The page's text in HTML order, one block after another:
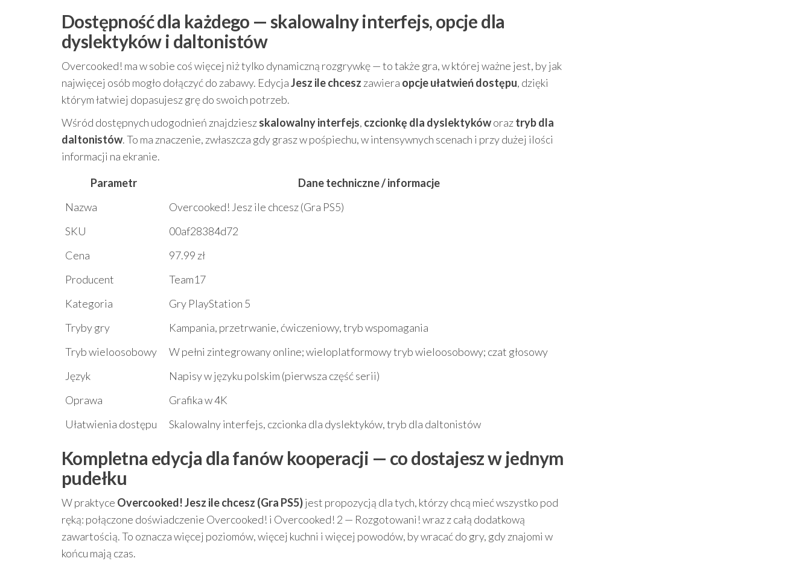
Dostępność dla każdego — skalowalny interfejs, opcje dla
dyslektyków i daltonistów
Overcooked! ma w sobie coś więcej niż tylko dynamiczną rozgrywkę — to także gra, w której ważne jest, by jak
najwięcej osób mogło dołączyć do zabawy. EdycjaJesz ile chcesz zawiera opcje ułatwień dostępu, dzięki
którym łatwiej dopasujesz grę do swoich potrzeb.
Wśród dostępnych udogodnień znajdzieszskalowalny interfejs, czcionkę dla dyslektykóworaztryb dla
daltonistów. To ma znaczenie, zwłaszcza gdy grasz w pośpiechu, w intensywnych scenach i przy dużej ilości
informacji na ekranie.
Parametr
Dane techniczne / informacje
Nazwa
Overcooked! Jesz ile chcesz (Gra PS5)
SKU
00af28384d72
Cena
97.99 zł
Producent
Team17
Kategoria
Gry PlayStation 5
Tryby gry
Kampania, przetrwanie, ćwiczeniowy, tryb wspomagania
Tryb wieloosobowy
W pełni zintegrowany online; wieloplatformowy tryb wieloosobowy; czat głosowy
Język
Napisy w języku polskim (pierwsza część serii)
Oprawa
Grafika w 4K
Ułatwienia dostępu
Skalowalny interfejs, czcionka dla dyslektyków, tryb dla daltonistów
Kompletna edycja dla fanów kooperacji — co dostajesz w jednym
pudełku
W praktyce Overcooked! Jesz ile chcesz (Gra PS5)jest propozycją dla tych, którzy chcą mieć wszystko pod
ręką: połączone doświadczenie Overcooked! i Overcooked! 2 — Rozgotowani! wraz z całą dodatkową
zawartością. To oznacza więcej poziomów, więcej kuchni i więcej powodów, by wracać do gry, gdy znajomi w
końcu mają czas.